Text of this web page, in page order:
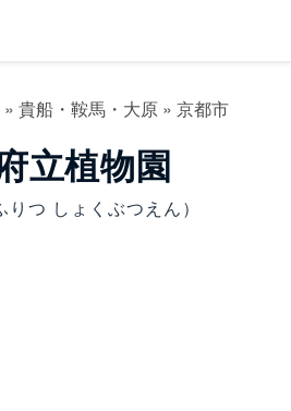
» 貴船・鞍馬・大原 » 京都市
立植物園
りつ しょくぶつえん）